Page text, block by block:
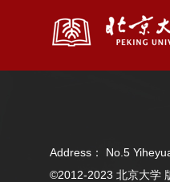
Address： No.5
©2012-2023 北京大学